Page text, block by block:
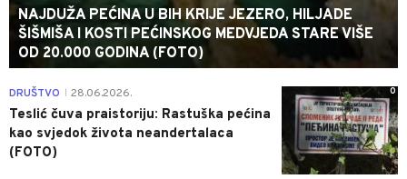
NAJDUŽA PEĆINA U BIH KRIJE JEZERO, HILJADE
ŠIŠMIŠA I KOSTI PEĆINSKOG MEDVJEDA STARE VIŠE
OD 20.000 GODINA (FOTO)
0
DRUŠTVO 28.06.2026.
Teslić čuva praistoriju: Rastuška pećina
kao svjedok života neandertalaca
(FOTO)